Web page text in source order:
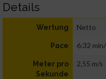
Details
Wertung Netto
Pace 6:32
Meter pro
Sekunde
2,55 m/s